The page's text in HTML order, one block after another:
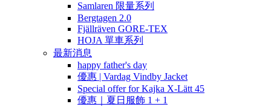
Samlaren 限量系列
Bergtagen 2.0
Fjällräven GORE-TEX
HOJA 單車系列
最新消息
happy father's day
優惠 | Vardag Vindby Jacket
Special offer for Kajka X-Lätt 45
優惠｜夏日服飾 1 + 1